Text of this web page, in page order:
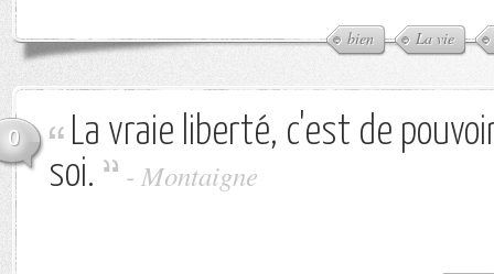
bien La vie
0
La vraie liberté, c'est de
soi.
- Montaigne